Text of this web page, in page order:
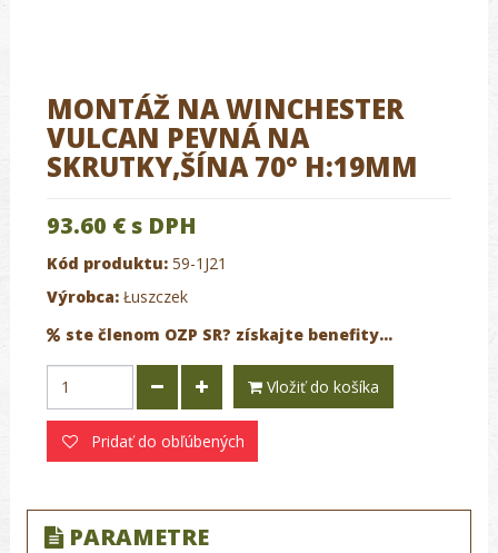
MONTÁŽ NA WINCHESTER
VULCAN PEVNÁ NA
SKRUTKY,ŠÍNA 70° H:19MM
93.60 € s DPH
Kód produktu: 59-1J21
Výrobca: Łuszczek
ste členom OZP SR? získajte benefity...
Vložiť do košíka
Pridať do obľúbených
PARAMETRE